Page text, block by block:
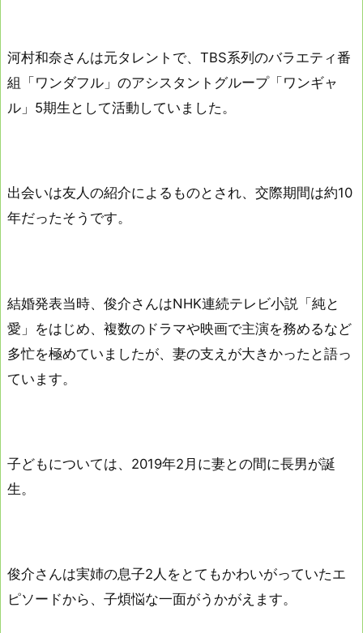
河村和奈さんは元タレントで、TBS系列のバラエティ番
組「ワンダフル」のアシスタントグループ「ワンギャ
ル」5期生として活動していました。
出会いは友人の紹介によるものとされ、交際期間は約10
年だったそうです。
結婚発表当時、俊介さんはNHK連続テレビ小説「純と
愛」をはじめ、複数のドラマや映画で主演を務めるなど
多忙を極めていましたが、妻の支えが大きかったと語っ
ています。
子どもについては、2019年2月に妻との間に長男が誕
生。
俊介さんは実姉の息子2人をとてもかわいがっていたエ
ピソードから、子煩悩な一面がうかがえます。